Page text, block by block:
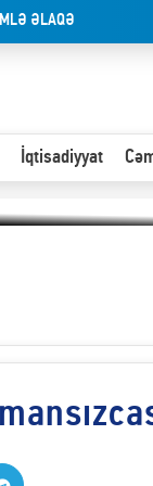
ƏLAQƏ
İqtisadiyyat